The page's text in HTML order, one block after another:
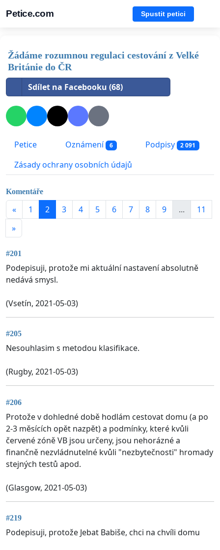
Petice.com Spustit petici
Žádáme rozumnou regulaci cestování z Velké
Británie do ČR
Sdílet na Facebooku (68)
Petice Oznámení 6 Podpisy 2 091
Zásady ochrany osobních údajů
Komentáře
« 1 2 3 4 5 6 7 8 9 ...
11
»
#201
Podepisuji, protože mi aktuální nastavení absolutně
nedává smysl.
(Vsetín, 2021-05-03)
#205
Nesouhlasim s metodou klasifikace.
(Rugby, 2021-05-03)
#206
Protože v dohledné době hodlám cestovat domu (a po
2-3 měsících opět nazpět) a podmínky, které kvůli
červené zóně VB jsou určeny, jsou nehorázné a
finančně nezvládnutelné kvůli "nezbytečnosti" hromady
stejných testů apod.
(Glasgow, 2021-05-03)
#219
Podepisuji, protože Jebat Babiše, chci na chvíli domu